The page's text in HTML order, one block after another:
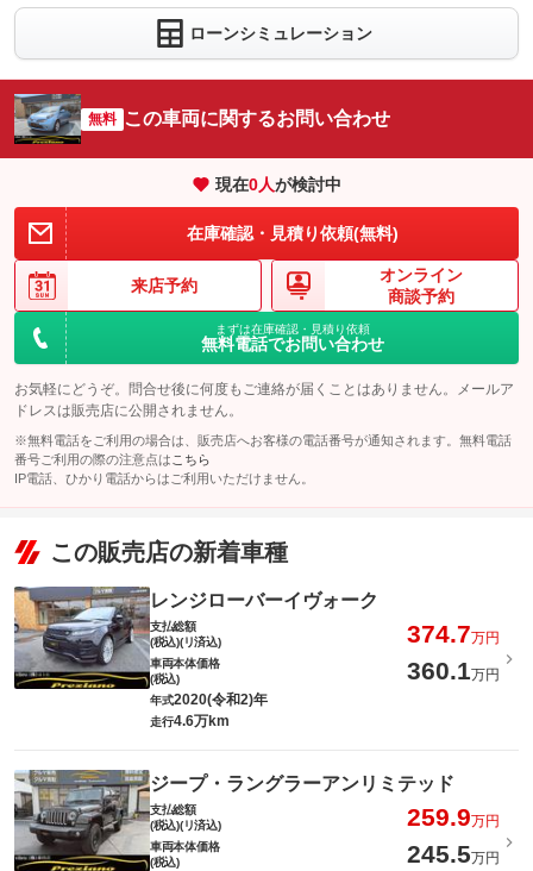
パック内容
このパックの見積もり依頼（無料）
1
車両本体価
格
パック内容
備考
このパックの見積もり依頼（無料）
ローンシミュレーション
無料 この車両に関するお問い合わせ
現在0人が検討中
在庫確認・見積り依頼(無料)
来店予約
オンライン
商談予約
まずは在庫確認・見積り依頼
無料電話でお問い合わせ
お気軽にどうぞ。問合せ後に何度もご連絡が届くことはありません。メールア
ドレスは販売店に公開されません。
※無料電話をご利用の場合は、販売店へお客様の電話番号が通知されます。無料電話
番号ご利用の際の注意点は こちら
IP電話、ひかり電話からはご利用いただけません。
この販売店の新着車種
レンジローバーイヴォーク
支払総額
(税込)(リ済込)
374.7万円
車両本体価格
(税込)
360.1万円
年式2020(令和2)年
走行4.6万km
ジープ・ラングラーアンリミテッド
支払総額
(税込)(リ済込)
259.9万円
車両本体価格
(税込)
245.5万円